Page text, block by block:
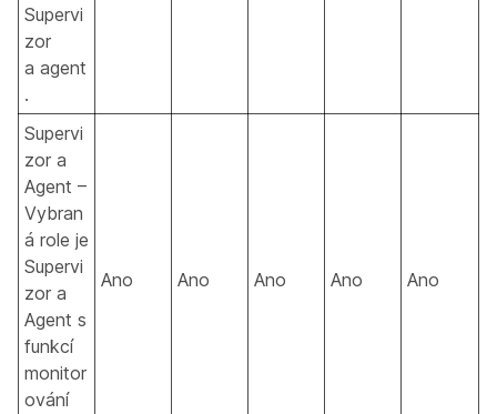
Supervi
zor
a agent
.
Supervi
zor a
Agent –
Vybran
á role je
Supervi
zor a
Agent s
funkcí
monitor
ování
Ano Ano Ano Ano Ano